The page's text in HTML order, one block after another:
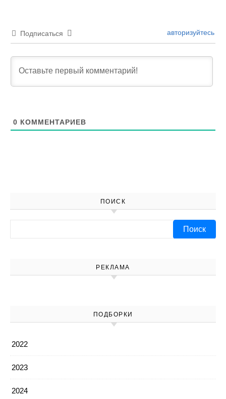
Подписаться авторизуйтесь
0 КОММЕНТАРИЕВ
ПОИСК
РЕКЛАМА
ПОДБОРКИ
2022
2023
2024